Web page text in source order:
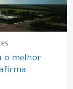
o melhor